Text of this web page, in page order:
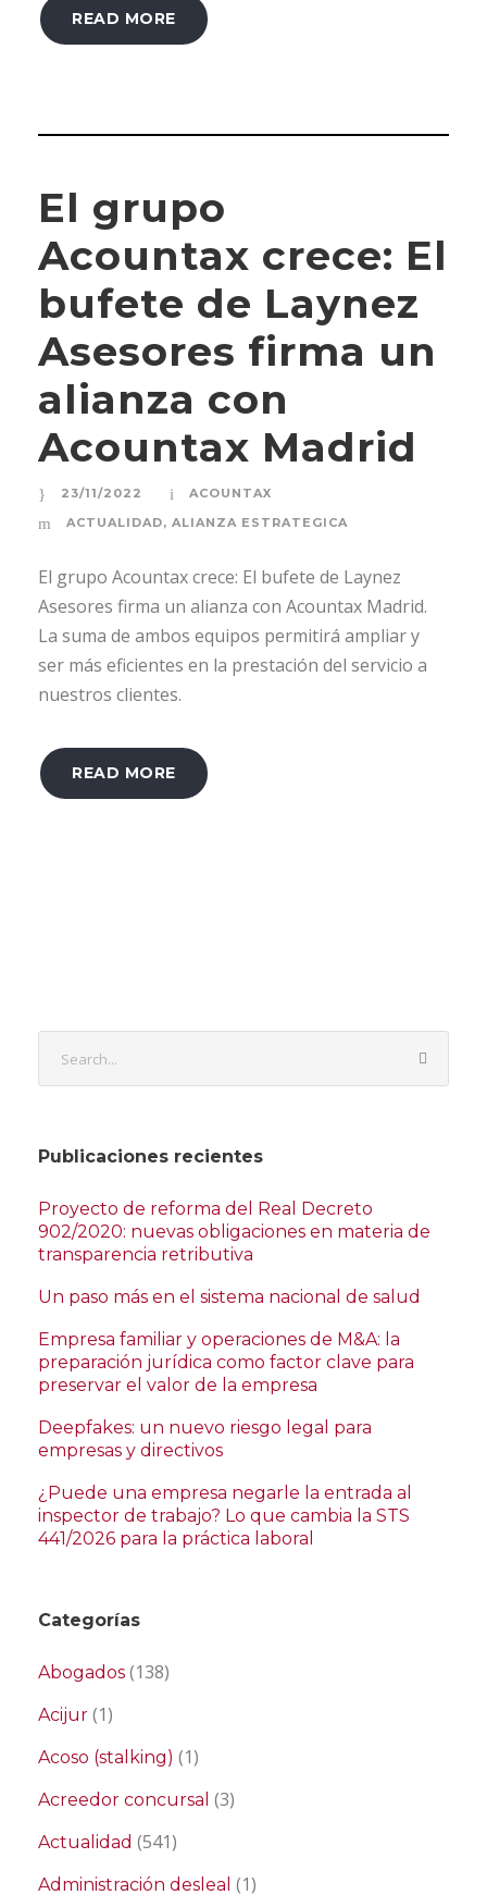
READ MORE
El grupo
Acountax crece: El
bufete de Laynez
Asesores firma un
alianza con
Acountax Madrid
23/11/2022
ACOUNTAX
ACTUALIDAD, ALIANZA ESTRATEGICA
El grupo Acountax crece: El bufete de Laynez
Asesores firma un alianza con Acountax Madrid.
La suma de ambos equipos permitirá ampliar y
ser más eficientes en la prestación del servicio a
nuestros clientes.
READ MORE
Publicaciones recientes
Proyecto de reforma del Real Decreto
902/2020: nuevas obligaciones en materia de
transparencia retributiva
Un paso más en el sistema nacional de salud
Empresa familiar y operaciones de M&A: la
preparación jurídica como factor clave para
preservar el valor de la empresa
Deepfakes: un nuevo riesgo legal para
empresas y directivos
¿Puede una empresa negarle la entrada al
inspector de trabajo? Lo que cambia la STS
441/2026 para la práctica laboral
Categorías
Abogados (138)
Acijur (1)
Acoso (stalking) (1)
Acreedor concursal (3)
Actualidad (541)
Administración desleal (1)